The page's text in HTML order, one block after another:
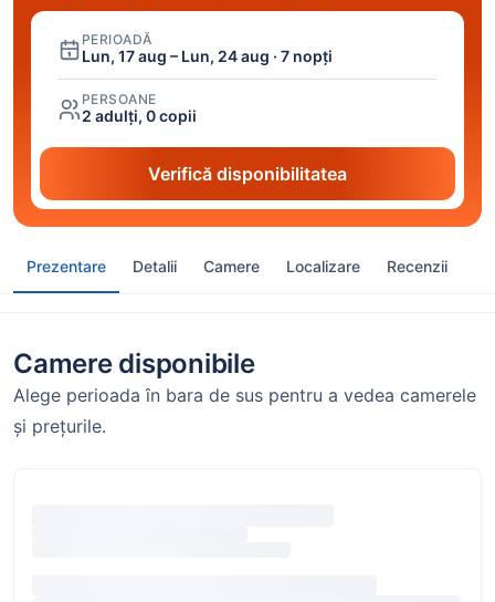
PERIOADĂ
Lun, 17 aug – Lun, 24 aug · 7 nopți
PERSOANE
2 adulți, 0 copii
Verifică disponibilitatea
Prezentare Detalii Camere Localizare Recenzii
Camere disponibile
Alege perioada în bara de sus pentru a vedea camerele
și prețurile.